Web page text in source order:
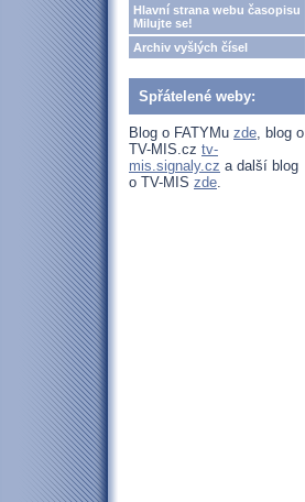
Hlavní strana webu časopisu
Milujte se!
Archiv vyšlých čísel
Spřátelené weby:
Blog o FATYMu zde, blog o
TV-MIS.cz tv-
mis.signaly.cz a další blog
o TV-MIS zde.